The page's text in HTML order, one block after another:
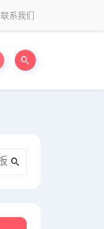
联系我们